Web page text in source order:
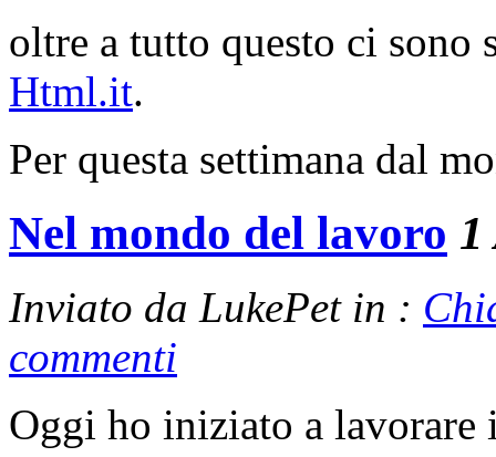
oltre a tutto questo ci sono
Html.it.
Per questa settimana dal
Nel mondo del lavoro 1
Inviato da LukePet in :
commenti
Oggi ho iniziato a lavorare